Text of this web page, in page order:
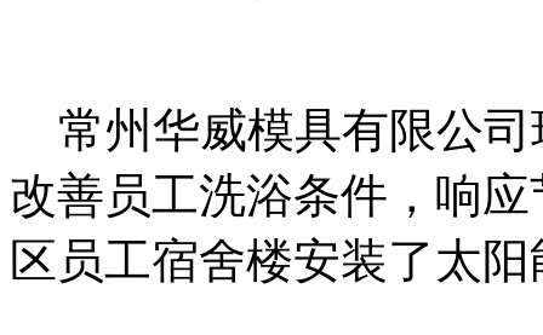
常州华威模具有限公
改善员工洗浴条件，响
区员工宿舍楼安装了太阳